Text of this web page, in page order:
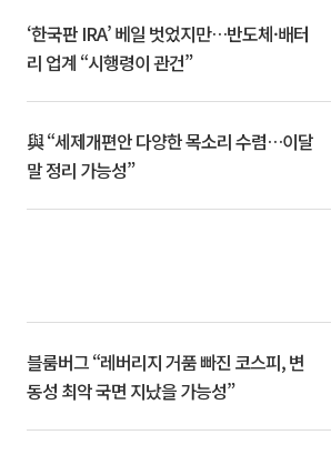
‘한국판 IRA’ 베일 벗었지만…반도체·배터
리 업계 “시행령이 관건”
與 “세제개편안 다양한 목소리 수렴…이달
말 정리 가능성”
블룸버그 “레버리지 거품 빠진 코스피, 변
동성 최악 국면 지났을 가능성”